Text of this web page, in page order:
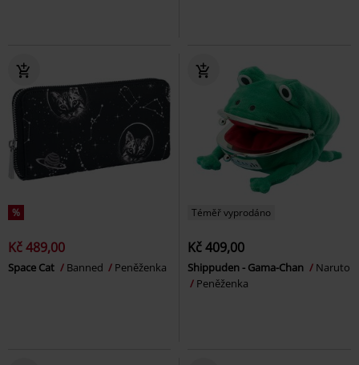
%
Kč 489,00
Space Cat Banned Peněženka
Téměř vyprodáno
Kč 409,00
Shippuden - Gama-Chan
Naruto
Peněženka